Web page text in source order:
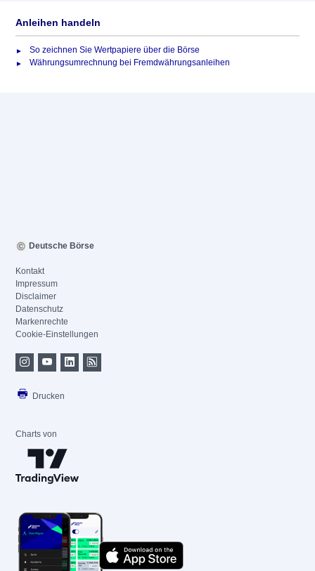
Anleihen handeln
So zeichnen Sie Wertpapiere über die Börse
Währungsumrechnung bei Fremdwährungsanleihen
Deutsche Börse
Kontakt
Impressum
Disclaimer
Datenschutz
Markenrechte
Cookie-Einstellungen
Drucken
Charts von